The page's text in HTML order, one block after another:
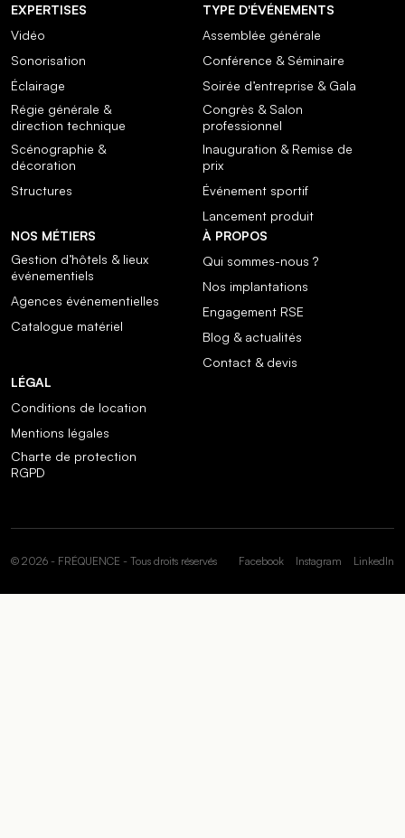
EXPERTISES
Vidéo
Sonorisation
Éclairage
Régie générale &
direction technique
Scénographie &
décoration
Structures
TYPE D'ÉVÉNEMENTS
Assemblée générale
Conférence & Séminaire
Soirée d’entreprise & Gala
Congrès & Salon
professionnel
Inauguration & Remise de
prix
Événement sportif
Lancement produit
NOS MÉTIERS
Gestion d’hôtels & lieux
événementiels
Agences événementielles
Catalogue matériel
À PROPOS
Qui sommes-nous ?
Nos implantations
Engagement RSE
Blog & actualités
Contact & devis
LÉGAL
Conditions de location
Mentions légales
Charte de protection
RGPD
© 2026 - FRÉQUENCE - Tous droits réservés Facebook Instagram LinkedIn